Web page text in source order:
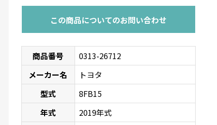
この商品についてのお問い合わせ
商品番号
0313-26712
メーカー名
トヨタ
型式
8FB15
年式
2019年式